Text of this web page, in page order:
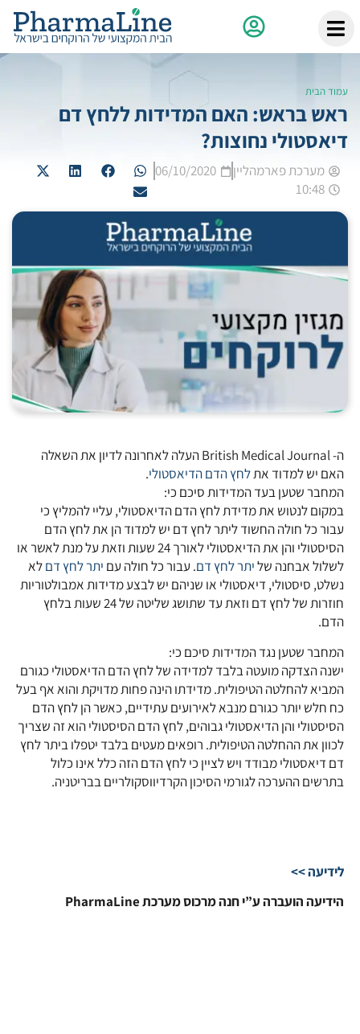
עמוד הבית
ראש בראש: האם המדידות ללחץ דם
דיאסטולי נחוצות?
מערכת פארמהליין
06/10/2020
10:48
ה- British Medical Journal העלה לאחרונה לדיון את השאלה
האם יש למדוד אתלחץ הדם הדיאסטולי.
המחבר שטען בעד המדידות סיכם כי:
במקום לנטוש את מדידת לחץ הדם הדיאסטולי, עליי להמליץ כי
עבור כל חולה החשוד ליתר לחץ דם יש למדוד הן את לחץ הדם
הסיסטולי והן את הדיאסטולי לאורך 24 שעות וזאת על מנת לאשר או
לשלול אבחנה שליתר לחץ דם. עבור כל חולה עם יתר לחץ דםלא
נשלט, סיסטולי, דיאסטולי או שניהם יש לבצע מדידות אמבולטוריות
חוזרות של לחץ דם וזאת עד שתושג שליטה של 24 שעות בלחץ
הדם.
המחבר שטען נגד המדידות סיכם כי:
ישנה הצדקה מועטה בלבד למדידה של לחץ הדם הדיאסטולי כגורם
המביא להחלטה הטיפולית. מדידתו הינה פחות מדויקת והוא אף בעל
כח חלש יותר כגורם מנבא לאירועים עתידיים, כאשר הן לחץ הדם
הסיסטולי והן הדיאסטולי גבוהים, לחץ הדם הסיסטולי הוא זה שצריך
לכוון את ההחלטה הטיפולית. רופאים מעטים בלבד יטפלו ביתר לחץ
דם דיאסטולי מבודד ויש לציין כי לחץ הדם הזה כלל אינו כלול
בתרשים ההערכה לגורמי הסיכון הקרדיווסקולריים בבריטניה.
לידיעה >>
הידיעה הועברה ע”י חנה מרכוס מערכת PharmaLine